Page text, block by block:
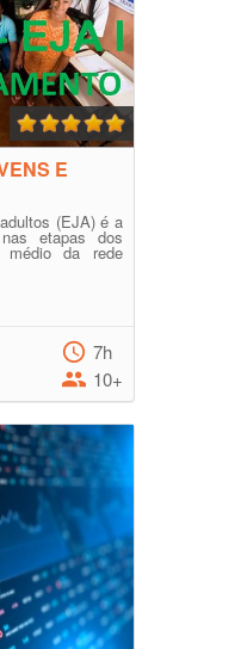
E
(EJA) é a
etapas dos
médio da rede
7h
10+